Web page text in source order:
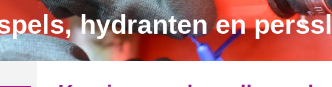
hydranten en